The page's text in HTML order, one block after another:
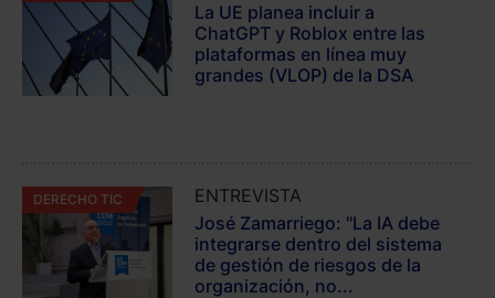
La UE planea incluir a
ChatGPT y Roblox entre las
plataformas en línea muy
grandes (VLOP) de la DSA
DERECHO TIC
ENTREVISTA
José Zamarriego: "La IA debe
integrarse dentro del sistema
de gestión de riesgos de la
organización, no...